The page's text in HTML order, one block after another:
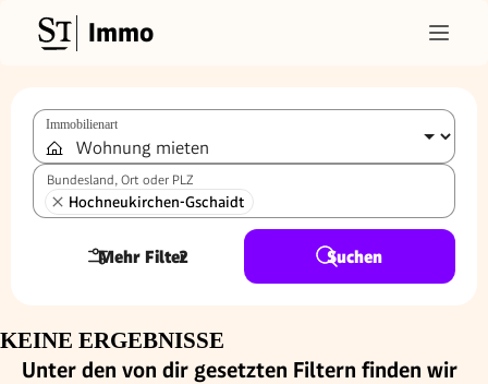
Immo
Immobilienart
Bundesland, Ort oder PLZ
Hochneukirchen-Gschaidt
Mehr Filter
2 Suchen
KEINE ERGEBNISSE
Unter den von dir gesetzten Filtern finden wir